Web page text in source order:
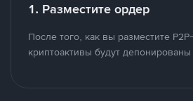
1. Разместите ордер
После того, как вы разместите
криптоактивы будут депонированы